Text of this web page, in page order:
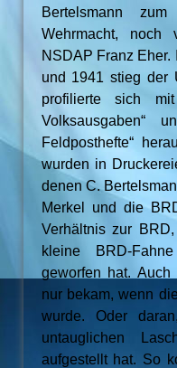
Bertelsmann
Wehrmacht, noch
NSDAP Franz
und 1941 stieg der
profilierte sich mit
Volksausgaben“
Feldposthefte“
wurden in
denen C.
Merkel und die
Verhältnis zur
kleine BRD-
geworfen hat.
nur bekam, wenn
wurde. Oder
untauglichen
aufgestellt hat. So